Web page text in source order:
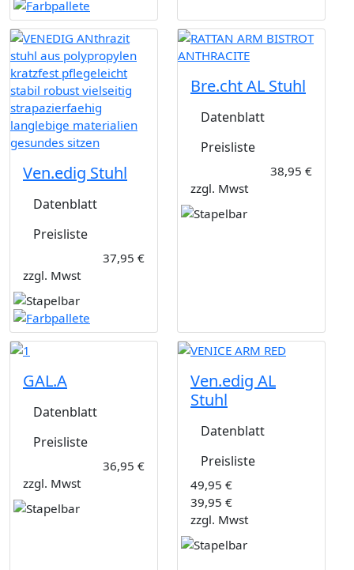
Ven.edig Stuhl
Datenblatt
Preisliste
37,95 €
zzgl. Mwst
Bre.cht AL Stuhl
Datenblatt
Preisliste
38,95 €
zzgl. Mwst
GAL.A
Datenblatt
Preisliste
36,95 €
zzgl. Mwst
Ven.edig AL
Stuhl
Datenblatt
Preisliste
49,95 €
39,95 €
zzgl. Mwst